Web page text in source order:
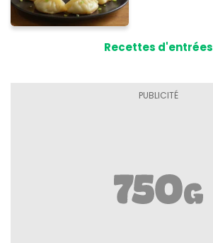
Recettes d'entrées